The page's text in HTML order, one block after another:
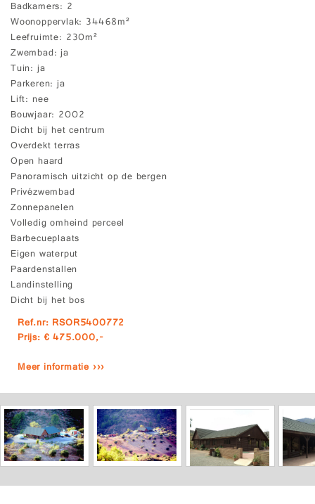
Badkamers 2
Woonoppervlak 34468m²
Leefruimte 230m²
Zwembad ja
Tuin ja
Parkeren ja
Lift nee
Bouwjaar 2002
Dicht bij het centrum
Overdekt terras
Open haard
Panoramisch uitzicht op de bergen
Privézwembad
Zonnepanelen
Volledig omheind perceel
Barbecueplaats
Eigen waterput
Paardenstallen
Landinstelling
Dicht bij het bos
Ref.nr: RSOR5400772
Prijs: € 475.000,-
Meer informatie ›››